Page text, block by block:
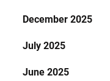
December 2025
July 2025
June 2025